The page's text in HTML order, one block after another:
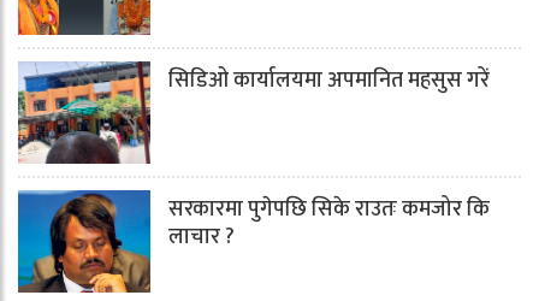
सिडिओ कार्यालयमा अपमानित महसुस गरें
सरकारमा पुगेपछि सिके राउतः कमजोर कि
लाचार ?